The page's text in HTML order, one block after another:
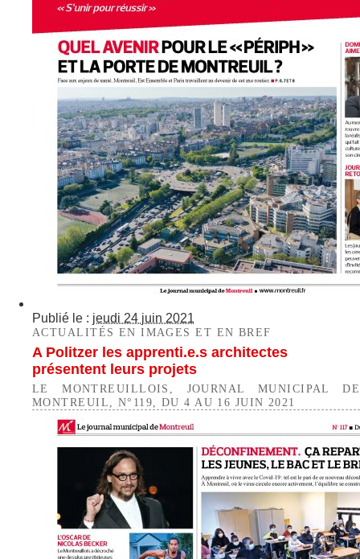
Publié le : jeudi 24 juin 2021
ACTUALITÉS EN IMAGES ET EN BREF
A Politzer les apprenti.e.s architectes
présentent leurs projets
LE MONTREUILLOIS, JOURNAL MUNICIPAL DE
MONTREUIL, N°119, DU 4 AU 16 JUIN 2021